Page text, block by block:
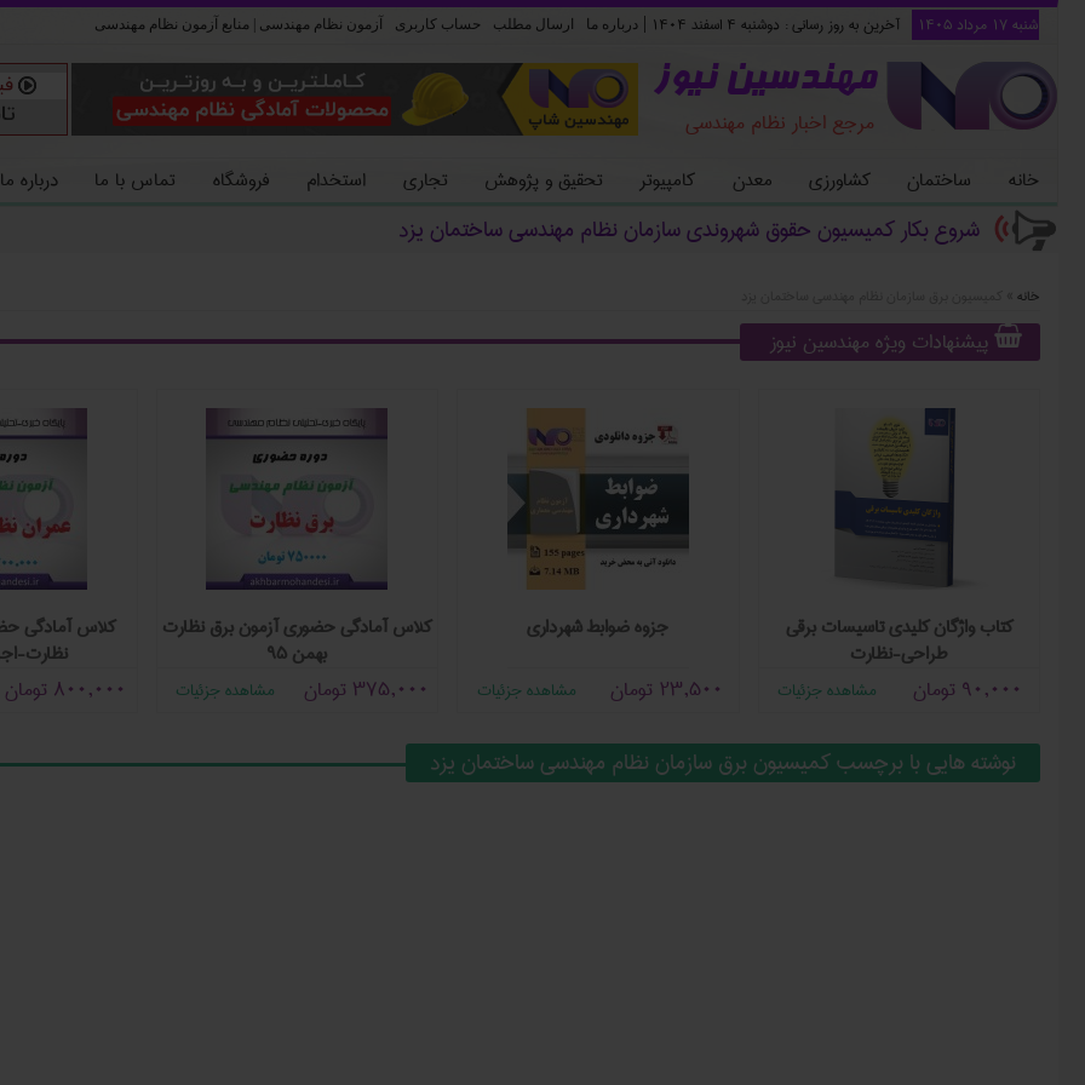
شنبه ۱۷ مرداد ۱۴۰۵ آخرین به روز رسانی : دوشنبه ۴ اسفند ۱۴۰۴ | درباره ما ارسال مطلب حساب کاربری آزمون نظام مهندسی | منابع آزمون نظام مهندسی
مهندسین نیوز
مرجع اخبار نظام مهندسی
خانه ساختمان کشاورزی معدن کامپیوتر تحقیق و پژوهش تجاری استخدام فروشگاه تماس با ما درباره ما
شروع بکار کمیسیون حقوق شهروندی سازمان نظام مهندسی ساختمان یزد
خانه
پیشنهادات ویژه مهندسین نیوز
کلاس آمادگی
نظارت-
800,000 تومان
کلاس آمادگی حضوری آزمون برق نظارت
بهمن ۹۵
375,000 تومان مشاهده جزئیات
جزوه ضوابط شهرداری
23,500 تومان مشاهده جزئیات
کتاب واژگان کلیدی تاسیسات برقی
طراحی-نظارت
90,000 تومان مشاهده جزئیات
نوشته هایی با برچسب کمیسیون برق سازمان نظام مهندسی ساختمان یزد